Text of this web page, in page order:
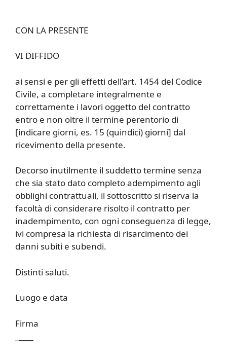
CON LA PRESENTE
VI DIFFIDO
ai sensi e per gli effetti dell’art. 1454 del Codice
Civile, a completare integralmente e
correttamente i lavori oggetto del contratto
entro e non oltre il termine perentorio di
[indicare giorni, es. 15 (quindici) giorni] dal
ricevimento della presente.
Decorso inutilmente il suddetto termine senza
che sia stato dato completo adempimento agli
obblighi contrattuali, il sottoscritto si riserva la
facoltà di considerare risolto il contratto per
inadempimento, con ogni conseguenza di legge,
ivi compresa la richiesta di risarcimento dei
danni subiti e subendi.
Distinti saluti.
Luogo e data
Firma